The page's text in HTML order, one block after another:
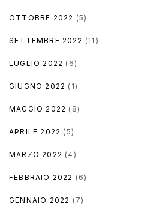
OTTOBRE 2022 (5)
SETTEMBRE 2022 (11)
LUGLIO 2022 (6)
GIUGNO 2022 (1)
MAGGIO 2022 (8)
APRILE 2022 (5)
MARZO 2022 (4)
FEBBRAIO 2022 (6)
GENNAIO 2022 (7)